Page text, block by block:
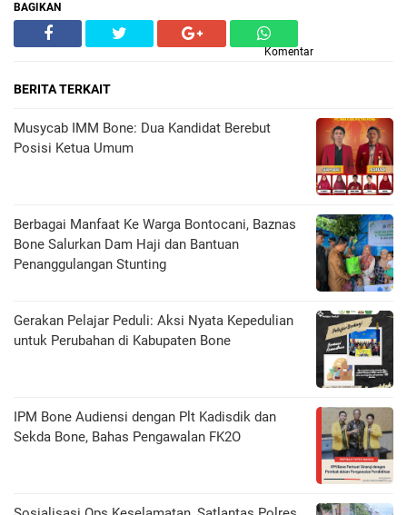
BAGIKAN
Komentar
BERITA TERKAIT
Musycab IMM Bone: Dua Kandidat Berebut
Posisi Ketua Umum
Berbagai Manfaat Ke Warga Bontocani, Baznas
Bone Salurkan Dam Haji dan Bantuan
Penanggulangan Stunting
Gerakan Pelajar Peduli: Aksi Nyata Kepedulian
untuk Perubahan di Kabupaten Bone
IPM Bone Audiensi dengan Plt Kadisdik dan
Sekda Bone, Bahas Pengawalan FK2O